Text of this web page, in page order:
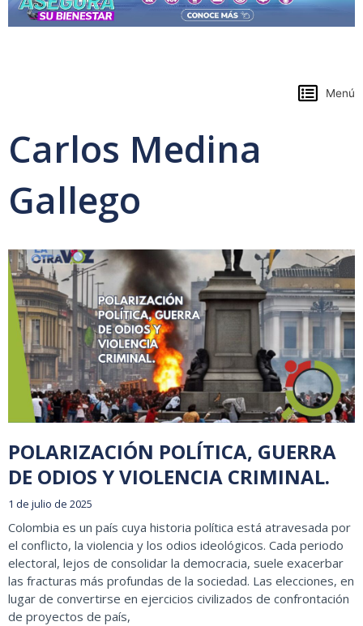
Menú
Carlos Medina
Gallego
POLARIZACIÓN POLÍTICA, GUERRA
DE ODIOS Y VIOLENCIA CRIMINAL.
1 de julio de 2025
Colombia es un país cuya historia política está atravesada por
el conflicto, la violencia y los odios ideológicos. Cada periodo
electoral, lejos de consolidar la democracia, suele exacerbar
las fracturas más profundas de la sociedad. Las elecciones, en
lugar de convertirse en ejercicios civilizados de confrontación
de proyectos de país,